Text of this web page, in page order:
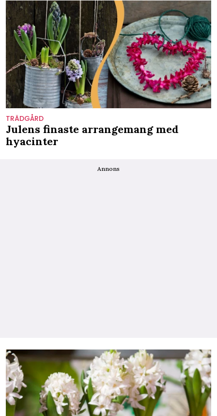
TRÄDGÅRD
Julens finaste arrangemang med
hyacinter
Annons